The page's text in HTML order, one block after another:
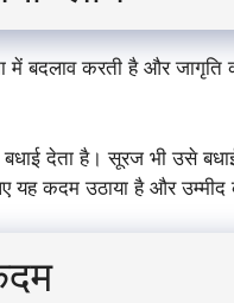
में बदलाव करती है और
देता है। सूरज भी उसे
यह कदम उठाया है और